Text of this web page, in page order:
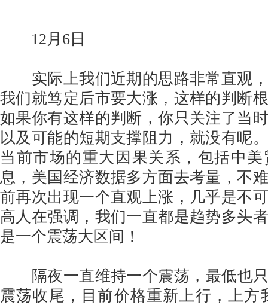
12月6日
实际上我们近期的思路非常直观，
我们就笃定后市要大涨，这样的判断
如果你有这样的判断，你只关注了当
以及可能的短期支撑阻力，就没有呢
当前市场的重大因果关系，包括中
息，美国经济数据多方面去考量，不
前再次出现一个直观上涨，几乎是不
高人在强调，我们一直都是趋势多头
是一个震荡大区间！
隔夜一直维持一个震荡，最低也只
震荡收尾，目前价格重新上行，上方